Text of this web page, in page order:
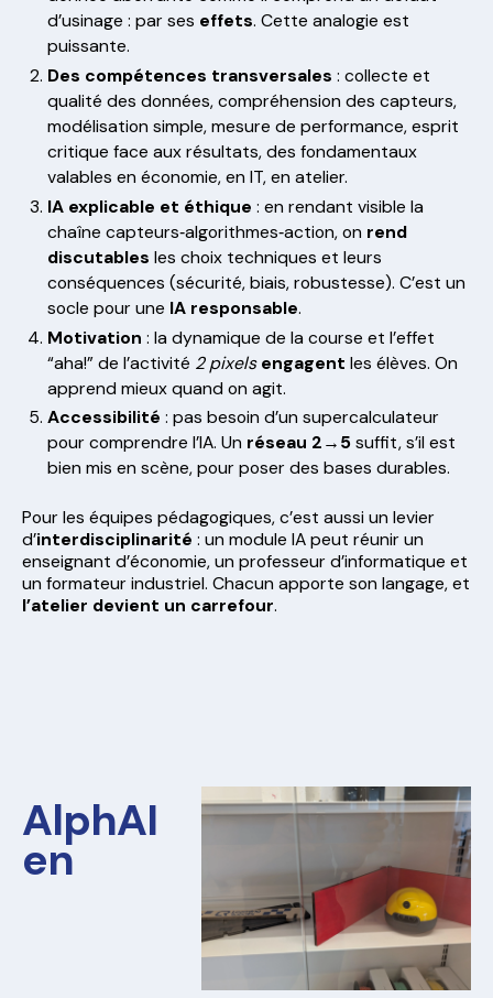
d’usinage : par ses effets. Cette analogie est
puissante.
Des compétences transversales : collecte et
qualité des données, compréhension des capteurs,
modélisation simple, mesure de performance, esprit
critique face aux résultats, des fondamentaux
valables en économie, en IT, en atelier.
IA explicable et éthique : en rendant visible la
chaîne capteurs‑algorithmes‑action, on rend
discutables les choix techniques et leurs
conséquences (sécurité, biais, robustesse). C’est un
socle pour une IA responsable.
Motivation : la dynamique de la course et l’effet
“aha!” de l’activité 2 pixels engagent les élèves. On
apprend mieux quand on agit.
Accessibilité : pas besoin d’un supercalculateur
pour comprendre l’IA. Un réseau 2→5suffit, s’il est
bien mis en scène, pour poser des bases durables.
Pour les équipes pédagogiques, c’est aussi un levier
d’interdisciplinarité : un module IA peut réunir un
enseignant d’économie, un professeur d’informatique et
un formateur industriel. Chacun apporte son langage, et
l’atelier devient un carrefour.
AlphAI
en